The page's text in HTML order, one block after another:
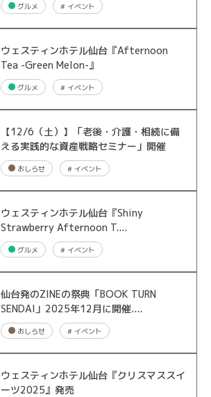
グルメ # イベント
ウェスティンホテル仙台『Afternoon
Tea -Green Melon-』
グルメ # イベント
【12/6（土）】「老後・介護・相続に備
える実践的な資産戦略セミナー」開催
おしらせ # イベント
ウェスティンホテル仙台『Shiny
Strawberry Afternoon T....
グルメ # イベント
仙台発のZINEの祭典「BOOK TURN
SENDAI」2025年12月に開催....
おしらせ # イベント
ウェスティンホテル仙台『クリスマススイ
ーツ2025』発売